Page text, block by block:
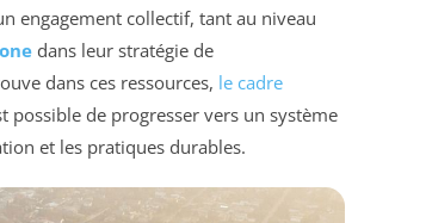
engagement collectif, tant au niveau
dans leur stratégie de
dans ces ressources, le cadre
possible de progresser vers un système
et les pratiques durables.